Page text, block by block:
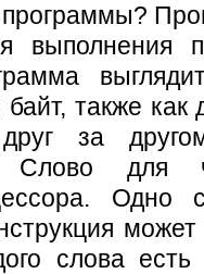
выполнения
также как
за
Слово для
Одно
слова есть